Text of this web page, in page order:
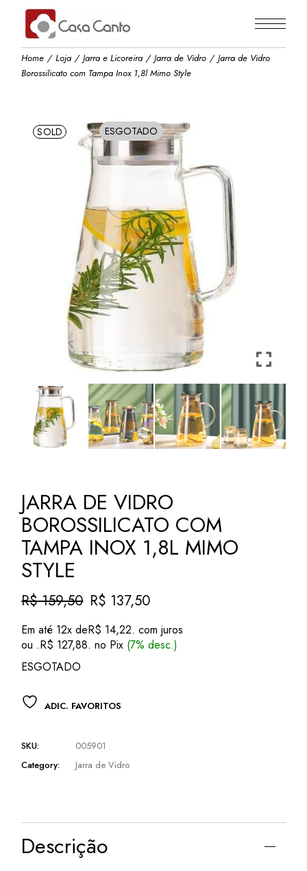
content
Home Loja Jarra e Licoreira Jarra de Vidro
Jarra de Vidro
Borossilicato com Tampa Inox 1,8l Mimo Style
SOLD ESGOTADO
JARRA DE VIDRO
BOROSSILICATO COM
TAMPA INOX 1,8L MIMO
STYLE
R$159,50
O
preço
original
era:
R$ 159,50.
R$ 137,50
O
preço
atual
é:
R$ 137,50.
Em até 12x deR$ 14,22. com juros
ou .R$ 127,88. no Pix (7% desc.)
ESGOTADO
ADIC. FAVORITOS
SKU:
005901
Category:
Jarra de Vidro
Descrição